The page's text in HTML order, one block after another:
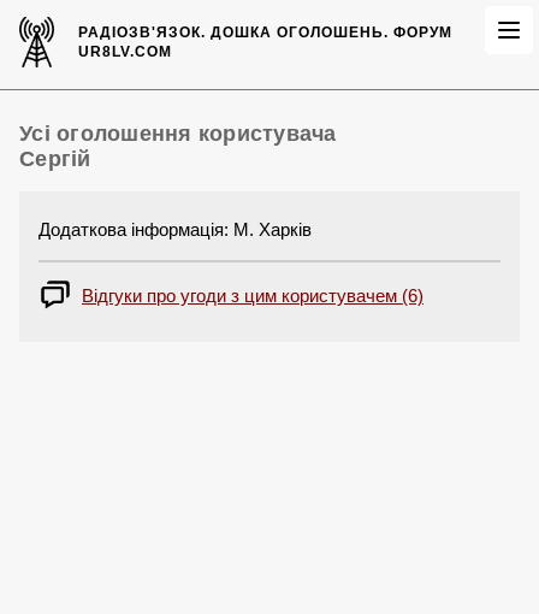
РАДІОЗВ'ЯЗОК.ДОШКА ОГОЛОШЕНЬ. ФОРУМ
UR8LV.COM
Усі оголошення користувача
Сергій
Додаткова інформація: М. Харків
Відгуки про угоди з цим користувачем (6)